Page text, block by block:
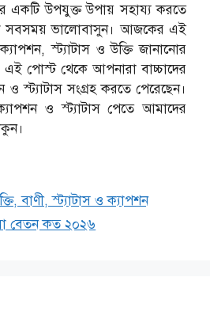
একটি উপযুক্ত উপায় সহায্য করতে
সবসময় ভালোবাসুন। আজকের এই
স্ট্যাটাস ও উক্তি জানানোর
এই পোস্ট থেকে আপনারা বাচ্চাদের
স্ট্যাটাস সংগ্রহ করতে পেরেছেন।
ও স্ট্যাটাস পেতে আমাদের
বাণী, স্ট্যাটাস ও ক্যাপশন
বেতন কত ২০২৬